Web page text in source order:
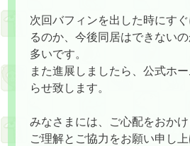
次回バフィンを出した時にす
るのか、今後同居はできない
多いです。
また進展しましたら、公式ホ
らせ致します。
みなさまには、ご心配をおかけ
ご理解とご協力をお願い申し上